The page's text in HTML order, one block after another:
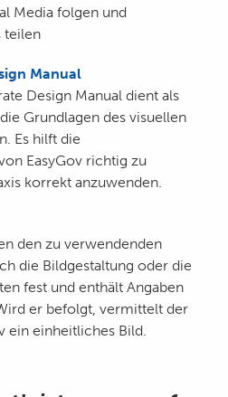
Media folgen und
teilen
Manual
Design Manual dient als
Grundlagen des visuellen
Es hilft die
EasyGov richtig zu
korrekt anzuwenden.
den zu verwendenden
die Bildgestaltung oder die
fest und enthält Angaben
er befolgt, vermittelt der
ein einheitliches Bild.